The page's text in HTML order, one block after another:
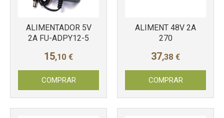
ALIMENTADOR 5V
2A FU-ADPY12-5
15,10 €
COMPRAR
ALIMENT 48V 2A
270
37,38 €
COMPRAR
Más info
Más info